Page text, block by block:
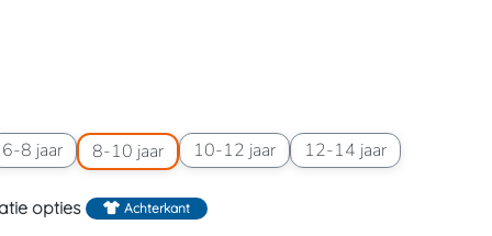
jaar
6-8 jaar 6-8 jaar
8-10 jaar
Maatoptie: 8-10 jaar10-12 jaar
Maatoptie: 10-12 jaar12-14 jaar
Maatoptie: 12-14 jaar
opties Achterkant